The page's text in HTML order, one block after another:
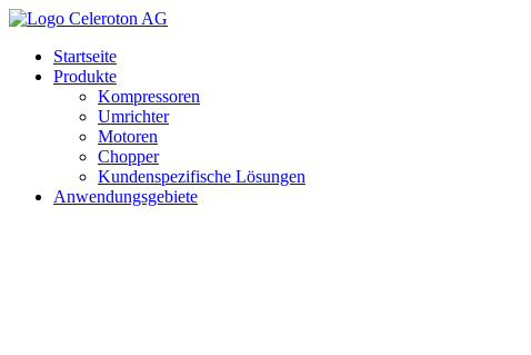
Startseite
Produkte
Kompressoren
Umrichter
Motoren
Chopper
Kundenspezifische Lösungen
Anwendungsgebiete